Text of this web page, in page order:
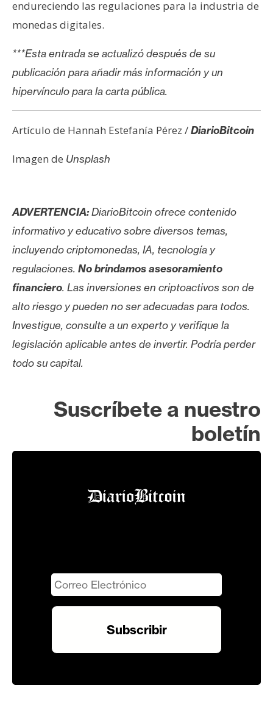
endureciendo las regulaciones para la industria de
monedas digitales.
***Esta entrada se actualizó después de su
publicación para añadir más información y un
hipervínculo para la carta pública.
Artículo de Hannah Estefanía Pérez /DiarioBitcoin
Imagen de Unsplash
ADVERTENCIA:DiarioBitcoin ofrece contenido
informativo y educativo sobre diversos temas,
incluyendo criptomonedas, IA, tecnología y
regulaciones. No brindamos asesoramiento
financiero. Las inversiones en criptoactivos son de
alto riesgo y pueden no ser adecuadas para todos.
Investigue, consulte a un experto y verifique la
legislación aplicable antes de invertir. Podría perder
todo su capital.
Suscríbete a nuestro
boletín